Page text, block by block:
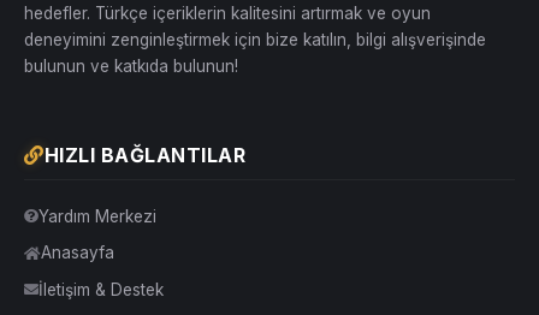
hedefler. Türkçe içeriklerin kalitesini artırmak ve oyun
deneyimini zenginleştirmek için bize katılın, bilgi alışverişinde
bulunun ve katkıda bulunun!
HIZLI BAĞLANTILAR
Yardım Merkezi
Anasayfa
İletişim & Destek